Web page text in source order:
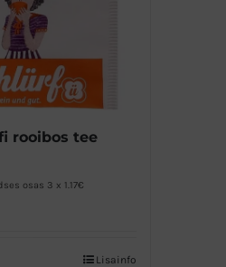
rooibos tee
osas 3 x 1.17€
Lisainfo